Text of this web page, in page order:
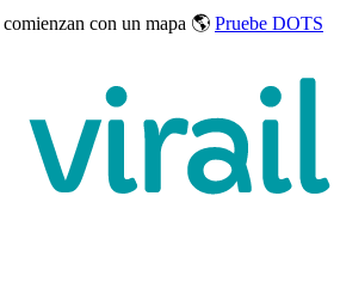
comienzan con un mapa 🌎 Pruebe DOTS